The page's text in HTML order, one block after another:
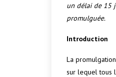
un délai de 15
promulguée.
Introduction
La
sur lequel tous